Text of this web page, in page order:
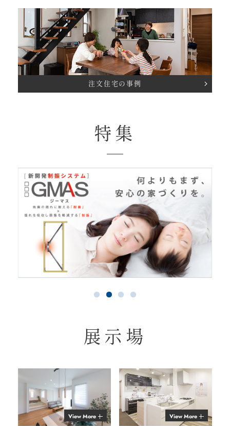
注文住宅の事例
特集
展示場
View More View More